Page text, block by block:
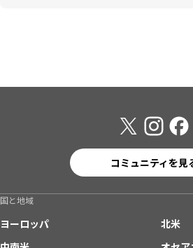
コミュニティを見
国と地域
ヨーロッパ
北米